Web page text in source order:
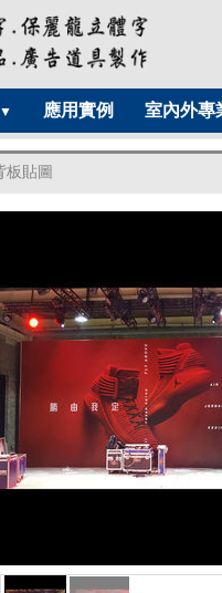
▼ 應用實例 室內外專
板貼圖